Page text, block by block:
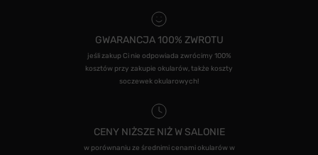
GWARANCJA 100% ZWROTU
jeśli zakup Ci nie odpowiada zwrócimy 100%
kosztów przy zakupie okularów, także koszty
soczewek okularowych!
CENY NIŻSZE NIŻ W SALONIE
w porównaniu ze średnimi cenami okularów w